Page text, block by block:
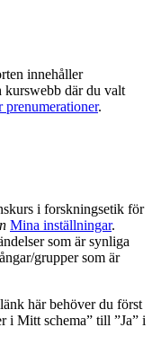
innehåller
kurswebb där du valt
.
i forskningsetik för
Mina inställningar.
som är synliga
grupper som är
här behöver du först
i Mitt schema” till ”Ja” i